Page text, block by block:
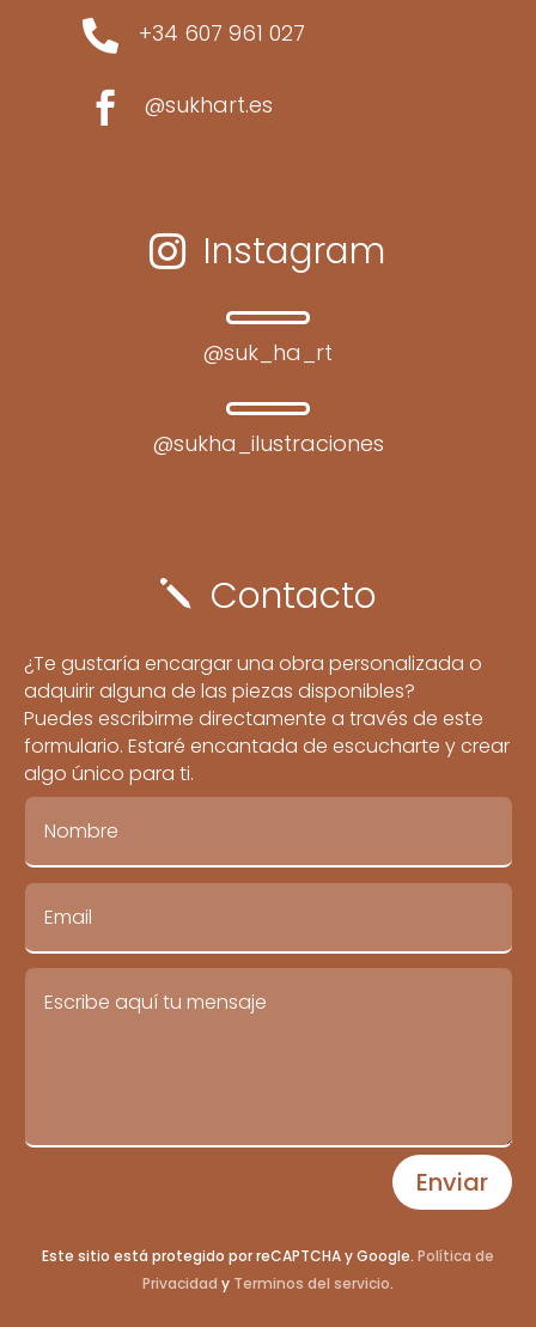
 +34 607 961 027
 @sukhart.es
 Instagram
@suk_ha_rt
@sukha_ilustraciones
j Contacto
¿Te gustaría encargar una obra personalizada o
adquirir alguna de las piezas disponibles?
Puedes escribirme directamente a través de este
formulario. Estaré encantada de escucharte y crear
algo único para ti.
Enviar
Este sitio está protegido por reCAPTCHA y Google. Política de
Privacidad yTerminos del servicio.